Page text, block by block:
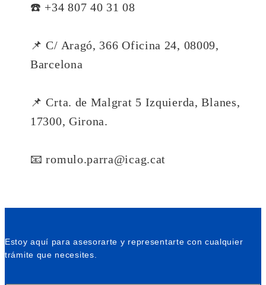
☎️ +34 807 40 31 08
📌 C/ Aragó, 366 Oficina 24, 08009,
Barcelona
📌 Crta. de Malgrat 5 Izquierda, Blanes,
17300, Girona.
📧 romulo.parra@icag.cat
Estoy aquí para asesorarte y representarte con cualquier
trámite que necesites.